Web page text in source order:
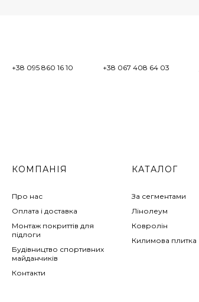
+38 095 860 16 10 +38 067 408 64 03
КОМПАНІЯ
Про нас
Оплата і доставка
Монтаж покриттів для
підлоги
Будівництво спортивних
майданчиків
Контакти
КАТАЛОГ
За сегментами
Лінолеум
Ковролін
Килимова плитка